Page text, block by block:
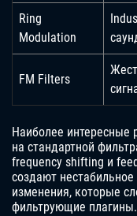
Ring
Modulation
FM Filters
Наиболее интересные
на стандартной
frequency shifting и
создают
изменения, которые
фильтрующие плагины.